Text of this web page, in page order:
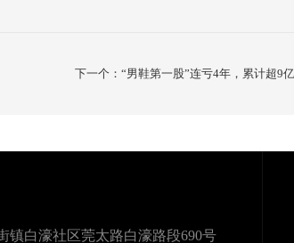
下一个：“男鞋第一股”连亏4年，累计超9亿
白濠社区莞太路白濠路段690号